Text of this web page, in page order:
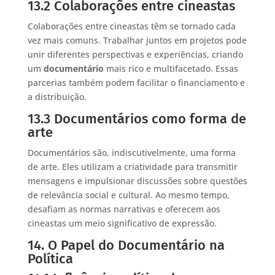
13.2 Colaborações entre cineastas
Colaborações entre cineastas têm se tornado cada
vez mais comuns. Trabalhar juntos em projetos pode
unir diferentes perspectivas e experiências, criando
um documentário mais rico e multifacetado. Essas
parcerias também podem facilitar o financiamento e
a distribuição.
13.3 Documentários como forma de
arte
Documentários são, indiscutivelmente, uma forma
de arte. Eles utilizam a criatividade para transmitir
mensagens e impulsionar discussões sobre questões
de relevância social e cultural. Ao mesmo tempo,
desafiam as normas narrativas e oferecem aos
cineastas um meio significativo de expressão.
14. O Papel do Documentário na
Política